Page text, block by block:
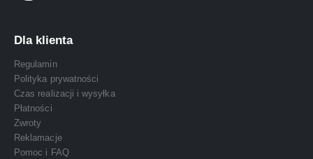
Dla klienta
Regulamin
Polityka prywatności
Czas realizacji i wysyłka
Płatności
Zwroty
Reklamacje
Pomoc i FAQ